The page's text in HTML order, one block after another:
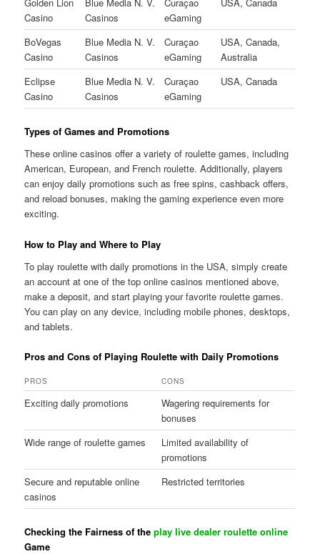
Casino
Casinos
eGaming
BoVegas
Casino
Blue Media N. V.
Casinos
Curaçao
eGaming
USA, Canada,
Australia
Eclipse
Casino
Blue Media N. V.
Casinos
Curaçao
eGaming
USA, Canada
Types of Games and Promotions
These online casinos offer a variety of roulette games, including
American, European, and French roulette. Additionally, players
can enjoy daily promotions such as free spins, cashback offers,
and reload bonuses, making the gaming experience even more
exciting.
How to Play and Where to Play
To play roulette with daily promotions in the USA, simply create
an account at one of the top online casinos mentioned above,
make a deposit, and start playing your favorite roulette games.
You can play on any device, including mobile phones, desktops,
and tablets.
Pros and Cons of Playing Roulette with Daily Promotions
PROS CONS
Exciting daily promotions
Wagering requirements for
bonuses
Wide range of roulette games
Limited availability of
promotions
Secure and reputable online
casinos
Restricted territories
Checking the Fairness of theplay live dealer roulette online
Game